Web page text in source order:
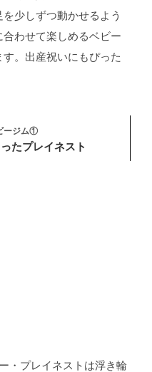
少しずつ動かせるよう
わせて楽しめるベビー
。出産祝いにもぴった
ージム①
たプレイネスト
・プレイネストは浮き輪